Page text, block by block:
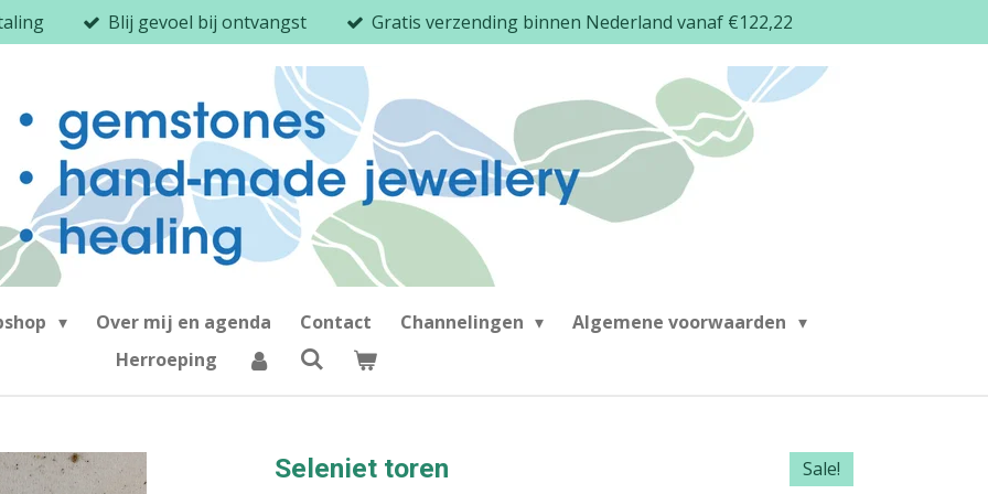
Blij gevoel bij ontvangst Gratis verzending binnen Nederland vanaf €122,22
Over mij en agenda Contact Channelingen
Algemene voorwaarden
Herroeping
Seleniet toren Sale!